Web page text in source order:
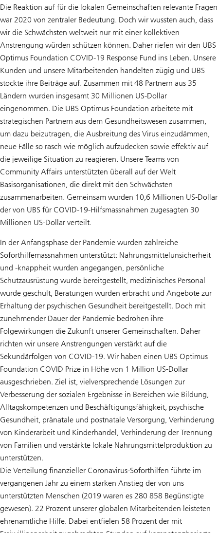
Die Reaktion auf für die lokalen Gemeinschaften relevante Fragen
war 2020 von zentraler Bedeutung. Doch wir wussten auch, dass
wir die Schwächsten weltweit nur mit einer kollektiven
Anstrengung würden schützen können. Daher riefen wir den UBS
Optimus Foundation COVID-19 Response Fund ins Leben. Unsere
Kunden und unsere Mitarbeitenden handelten zügig und UBS
stockte ihre Beiträge auf. Zusammen mit 48 Partnern aus 35
Ländern wurden insgesamt 30 Millionen US-Dollar
eingenommen. Die UBS Optimus Foundation arbeitete mit
strategischen Partnern aus dem Gesundheitswesen zusammen,
um dazu beizutragen, die Ausbreitung des Virus einzudämmen,
neue Fälle so rasch wie möglich aufzudecken sowie effektiv auf
die jeweilige Situation zu reagieren. Unsere Teams von
Community Affairs unterstützten überall auf der Welt
Basisorganisationen, die direkt mit den Schwächsten
zusammenarbeiten. Gemeinsam wurden 10,6 Millionen US-Dollar
der von UBS für COVID-19-Hilfsmassnahmen zugesagten 30
Millionen US-Dollar verteilt.
In der Anfangsphase der Pandemie wurden zahlreiche
Soforthilfemassnahmen unterstützt: Nahrungsmittelunsicherheit
und -knappheit wurden angegangen, persönliche
Schutzausrüstung wurde bereitgestellt, medizinisches Personal
wurde geschult, Beratungen wurden erbracht und Angebote zur
Erhaltung der psychischen Gesundheit bereitgestellt. Doch mit
zunehmender Dauer der Pandemie bedrohen ihre
Folgewirkungen die Zukunft unserer Gemeinschaften. Daher
richten wir unsere Anstrengungen verstärkt auf die
Sekundärfolgen von COVID-19. Wir haben einen UBS Optimus
Foundation COVID Prize in Höhe von 1 Million US-Dollar
ausgeschrieben. Ziel ist, vielversprechende Lösungen zur
Verbesserung der sozialen Ergebnisse in Bereichen wie Bildung,
Alltagskompetenzen und Beschäftigungsfähigkeit, psychische
Gesundheit, pränatale und postnatale Versorgung, Verhinderung
von Kinderarbeit und Kinderhandel, Verhinderung der Trennung
von Familien und verstärkte lokale Nahrungsmittelproduktion zu
unterstützen.
Die Verteilung finanzieller Coronavirus-Soforthilfen führte im
vergangenen Jahr zu einem starken Anstieg der von uns
unterstützten Menschen (2019 waren es 280 858 Begünstigte
gewesen). 22 Prozent unserer globalen Mitarbeitenden leisteten
ehrenamtliche Hilfe. Dabei entfielen 58 Prozent der mit